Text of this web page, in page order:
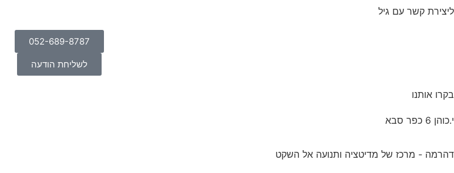
ליצירת קשר עם גיל
052-689-8787
לשליחת הודעה
בקרו אותנו
י.כוהן 6 כפר סבא
דהרמה - מרכז של מדיטציה ותנועה אל השקט